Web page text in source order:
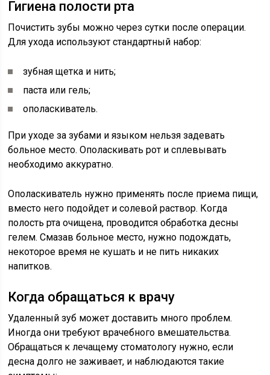
Гигиена полости рта
Почистить зубы можно через сутки после операции.
Для ухода используют стандартный набор:
зубная щетка и нить;
паста или гель;
ополаскиватель.
При уходе за зубами и языком нельзя задевать
больное место. Ополаскивать рот и сплевывать
необходимо аккуратно.
Ополаскиватель нужно применять после приема пищи,
вместо него подойдет и солевой раствор. Когда
полость рта очищена, проводится обработка десны
гелем. Смазав больное место, нужно подождать,
некоторое время не кушать и не пить никаких
напитков.
Когда обращаться к врачу
Удаленный зуб может доставить много проблем.
Иногда они требуют врачебного вмешательства.
Обращаться к лечащему стоматологу нужно, если
десна долго не заживает, и наблюдаются такие